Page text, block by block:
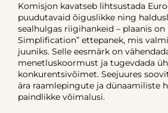
Komisjon kavatseb lihtsustada
puudutavaid õiguslikke ning
sealhulgas riigihankeid – plaanis on
Simplification” ettepanek, mis
juuniks. Selle eesmärk on
menetluskoormust ja tugevdada
konkurentsivõimet. Seejuures
ära raamlepingute ja dünaamiliste
paindlikke võimalusi.